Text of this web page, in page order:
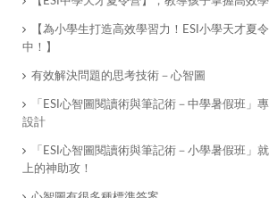
【為小學生打造高效學習力！ESI小學天才夏
中！】
​有效解決問題的思考技術－心智圖
「ESI心智圖閱讀術與筆記術－中學暑假班」
設計
「ESI心智圖閱讀術與筆記術－小學暑假班」
上的神助攻！